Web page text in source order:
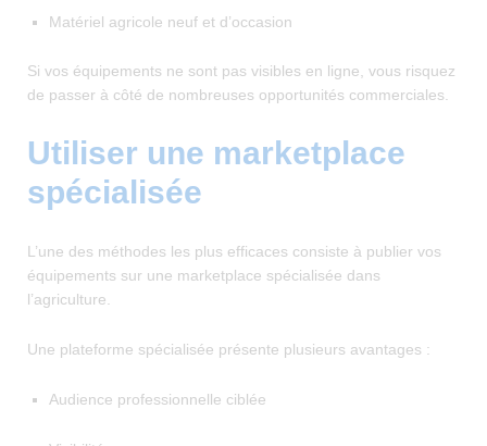
Matériel agricole neuf et d’occasion
Si vos équipements ne sont pas visibles en ligne, vous risquez
de passer à côté de nombreuses opportunités commerciales.
Utiliser une marketplace
spécialisée
L’une des méthodes les plus efficaces consiste à publier vos
équipements sur une marketplace spécialisée dans
l’agriculture.
Une plateforme spécialisée présente plusieurs avantages :
Audience professionnelle ciblée